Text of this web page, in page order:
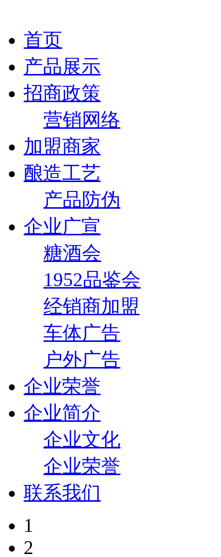
首页
产品展示
招商政策
营销网络
加盟商家
酿造工艺
产品防伪
企业广宣
糖酒会
1952品鉴会
经销商加盟
车体广告
户外广告
企业荣誉
企业简介
企业文化
企业荣誉
联系我们
1
2